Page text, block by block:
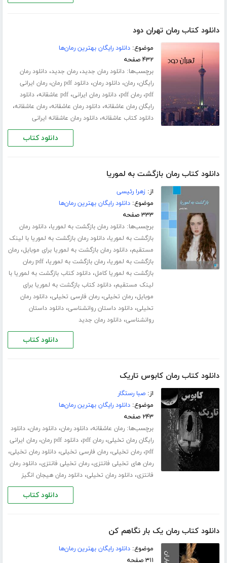
دانلود کتاب رمان تهران دود
موضوع:دانلود رایگان بهترین رمان‌ها
۴۳۲ صفحه
برچسب‌ها:دانلود رمان جدید،رمان جدید،دانلود رمان
رایگان،رمان،دانلود رمان،دانلود pdf رمان ،رمان ایرانی
pdf،رمان pdf ،دانلود رمان ایرانی،pdf عاشقانه ،دانلود
رایگان رمان عاشقانه،دانلود رمان عاشقانه،رمان عاشقانه،
دانلود کتاب عاشقانه،دانلود رمان عاشقانه ایرانی
دانلود کتاب
دانلود کتاب رمان بازگشت به لموریا
از:زهرا رئیسی
موضوع:دانلود رایگان بهترین رمان‌ها
۳۳۳ صفحه
برچسب‌ها:دانلود رمان بازگشت به لموریا،دانلود رمان
بازگشت به لموریا،دانلود رمان بازگشت به لموریا با لینک
مستقیم،دانلود رمان بازگشت به لموریا برای موبایل،رمان
بازگشت به لموریا،رمان بازگشت به لموریا،
pdf رمان
بازگشت به لموریا کامل،دانلود کتاب بازگشت به لموریا با
لینک مستقیم،دانلود کتاب بازگشت به لموریا برای
موبایل،رمان تخیلی،رمان فارسی تخیلی،دانلود رمان
تخیلی،دانلود داستان روانشناسی،دانلود داستان
روانشناسی،دانلود رمان جدید
دانلود کتاب
دانلود کتاب رمان کابوس تاریک
از:صبا رستگار
موضوع:دانلود رایگان بهترین رمان‌ها
۲۴۳ صفحه
برچسب‌ها:رمان عاشقانه،دانلود رمان،دانلود رمان،دانلود
رایگان رمان تخیلی،رمان pdf ،دانلود pdf رمان ،رمان ایرانی
pdf،رمان تخیلی،رمان فارسی تخیلی،دانلود رمان تخیلی،
رمان های تخیلی فانتزی،رمان تخیلی فانتزی،دانلود رمان
فانتزی،دانلود رمان تخیلی،دانلود رمان هیجان انگیز
دانلود کتاب
دانلود کتاب رمان یک بار نگاهم کن
موضوع:دانلود رایگان بهترین رمان‌ها
۳۱۱ صفحه